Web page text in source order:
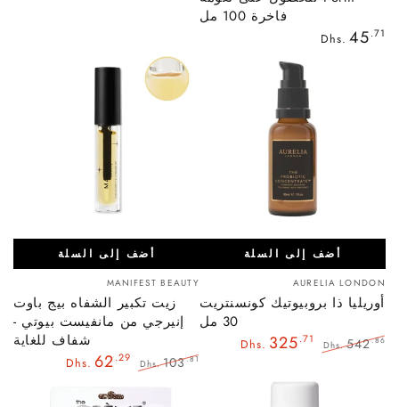
فاخرة 100 مل
Dhs. 45.71
بائع:
AURELIA LONDON
أوريليا ذا بروبيوتيك كونسنتريت
30 مل
Dhs. 542.86
البيع
Dhs. 325.71
أضف إلى السلة
بائع:
MANIFEST BEAUTY
زيت تكبير الشفاه بيج باوت
إنيرجي من مانفيست بيوتي -
شفاف للغاية
Dhs. 103.81
البيع
Dhs. 62.29
أضف إلى السلة